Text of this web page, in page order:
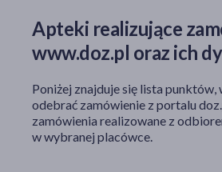
Apteki realizujące
www.doz.pl oraz ich
Poniżej znajduje się lista punktów,
odebrać zamówienie z portalu
zamówienia realizowane z
w wybranej placówce.